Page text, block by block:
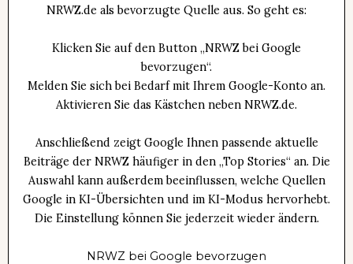
NRWZ.de als bevorzugte Quelle aus. So geht es:
Klicken Sie auf den Button „NRWZ bei Google
bevorzugen“.
Melden Sie sich bei Bedarf mit Ihrem Google-Konto an.
Aktivieren Sie das Kästchen neben NRWZ.de.
Anschließend zeigt Google Ihnen passende aktuelle
Beiträge der NRWZ häufiger in den „Top Stories“ an. Die
Auswahl kann außerdem beeinflussen, welche Quellen
Google in KI-Übersichten und im KI-Modus hervorhebt.
Die Einstellung können Sie jederzeit wieder ändern.
NRWZ bei Google bevorzugen